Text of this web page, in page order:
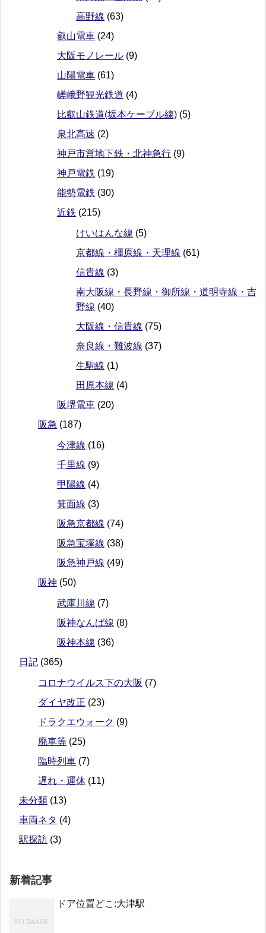
高野線 (63)
叡山電車 (24)
大阪モノレール (9)
山陽電車 (61)
嵯峨野観光鉄道 (4)
比叡山鉄道(坂本ケーブル線) (5)
泉北高速 (2)
神戸市営地下鉄・北神急行 (9)
神戸電鉄 (19)
能勢電鉄 (30)
近鉄 (215)
けいはんな線 (5)
京都線・橿原線・天理線 (61)
信貴線 (3)
南大阪線・長野線・御所線・道明寺線・吉
野線 (40)
大阪線・信貴線 (75)
奈良線・難波線 (37)
生駒線 (1)
田原本線 (4)
阪堺電車 (20)
阪急 (187)
今津線 (16)
千里線 (9)
甲陽線 (4)
箕面線 (3)
阪急京都線 (74)
阪急宝塚線 (38)
阪急神戸線 (49)
阪神 (50)
武庫川線 (7)
阪神なんば線 (8)
阪神本線 (36)
日記 (365)
コロナウイルス下の大阪 (7)
ダイヤ改正 (23)
ドラクエウォーク (9)
廃車等 (25)
臨時列車 (7)
遅れ・運休 (11)
未分類 (13)
車両ネタ (4)
駅探訪 (3)
新着記事
ドア位置どこ:大津駅